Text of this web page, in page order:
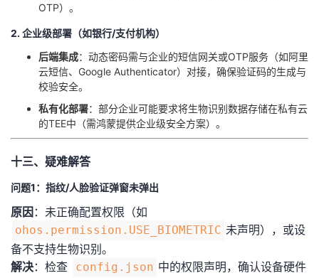
OTP）。
2. 企业级部署（如银行/支付机构）
​后端集成​​：动态密码需与企业的短信网关或OTP服务（如阿里
云短信、Google Authenticator）对接，确保验证码的生成与
校验安全。
​私有化部署​​：部分企业可能要求将生物识别数据存储在私有云
的TEE中（需鸿蒙提供企业级安全方案）。
十三、疑难解答
问题1：指纹/人脸验证弹窗未弹出
​原因​ ​：未正确配置权限（如
ohos.permission.USE_BIOMETRIC 未声明），或设
备不支持生物识别。
​解决​​：检查 config.json 中的权限声明，确认设备硬件